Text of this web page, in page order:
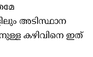
അടിസ്ഥാന
കഴിവിനെ ഇത്